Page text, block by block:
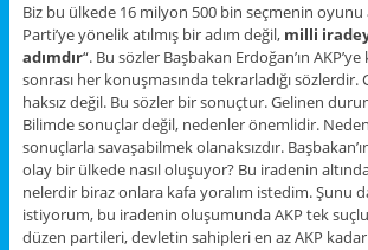
Biz bu ülkede 16 milyon 500 bin seçmenin oyunu
Parti’ye yönelik atılmış bir adım değil, milli
adımdır“. Bu sözler Başbakan Erdoğan’ın
sonrası her konuşmasında tekrarladığı
haksız değil. Bu sözler bir sonuçtur. Gelinen
Bilimde sonuçlar değil, nedenler önemlidir.
sonuçlarla savaşabilmek olanaksızdır.
olay bir ülkede nasıl oluşuyor? Bu iradenin
nelerdir biraz onlara kafa yoralım istedim. Şunu
istiyorum, bu iradenin oluşumunda AKP tek
düzen partileri, devletin sahipleri en az AKP